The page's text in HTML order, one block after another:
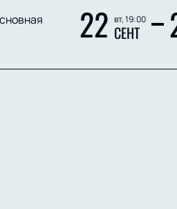
22 вт, 19:00
СЕНТ